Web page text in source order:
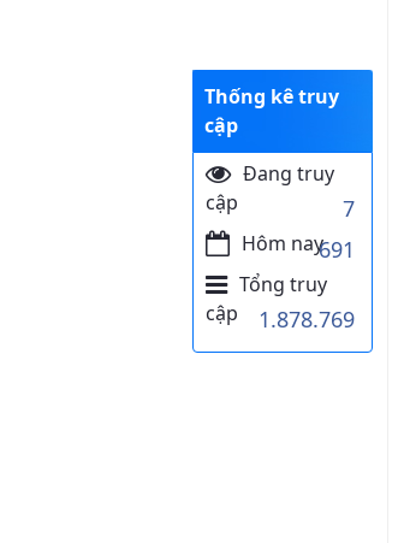
Thống kê truy
cập
Đang truy
cập
7
Hôm nay691
Tổng truy
cập
1.878.769